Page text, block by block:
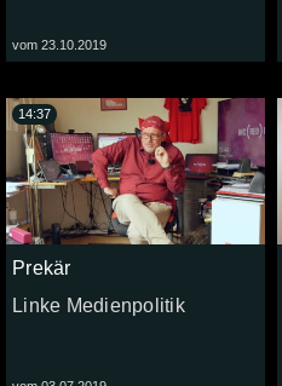
vom 23.10.2019
Prekär
Linke Medienpolitik
14:37